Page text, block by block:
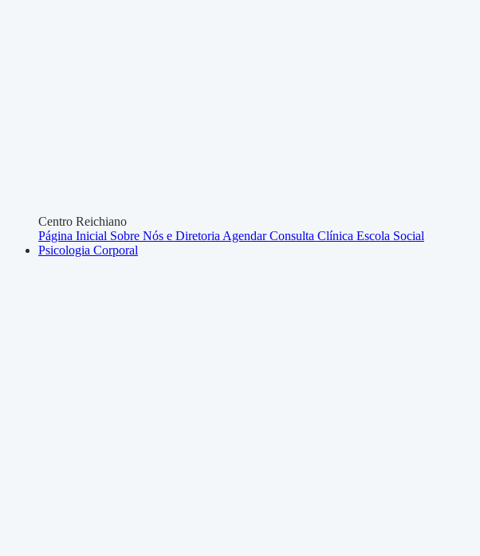
Centro Reichiano
Página Inicial Sobre Nós e Diretoria Agendar Consulta Clínica Escola Social
Psicologia Corporal